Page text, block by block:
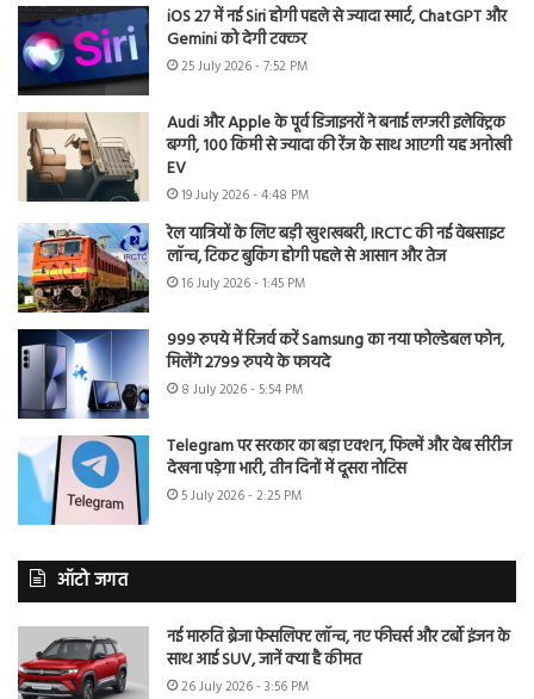
iOS 27 में नई Siri होगी पहले से ज्यादा स्मार्ट, ChatGPT और
Gemini को देगी टक्कर
25 July 2026 - 7:52 PM
Audi और Apple के पूर्व डिजाइनरों ने बनाई लग्जरी इलेक्ट्रिक
बग्गी, 100 किमी से ज्यादा की रेंज के साथ आएगी यह अनोखी
EV
19 July 2026 - 4:48 PM
रेल यात्रियों के लिए बड़ी खुशखबरी, IRCTC की नई वेबसाइट
लॉन्च, टिकट बुकिंग होगी पहले से आसान और तेज
16 July 2026 - 1:45 PM
999 रुपये में रिजर्व करें Samsung का नया फोल्डेबल फोन,
मिलेंगे 2799 रुपये के फायदे
8 July 2026 - 5:54 PM
Telegram पर सरकार का बड़ा एक्शन, फिल्में और वेब सीरीज
देखना पड़ेगा भारी, तीन दिनों में दूसरा नोटिस
5 July 2026 - 2:25 PM
ऑटो जगत
नई मारुति ब्रेजा फेसलिफ्ट लॉन्च, नए फीचर्स और टर्बो इंजन के
साथ आई SUV, जानें क्या है कीमत
26 July 2026 - 3:56 PM